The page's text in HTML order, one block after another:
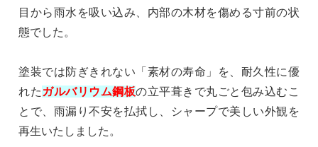
目から雨水を吸い込み、内部の木材を傷める寸前の状
態でした。
塗装では防ぎきれない「素材の寿命」を、耐久性に優
れた ガルバリウム鋼板の立平葺きで丸ごと包み込むこ
とで、雨漏り不安を払拭し、シャープで美しい外観を
再生いたしました。